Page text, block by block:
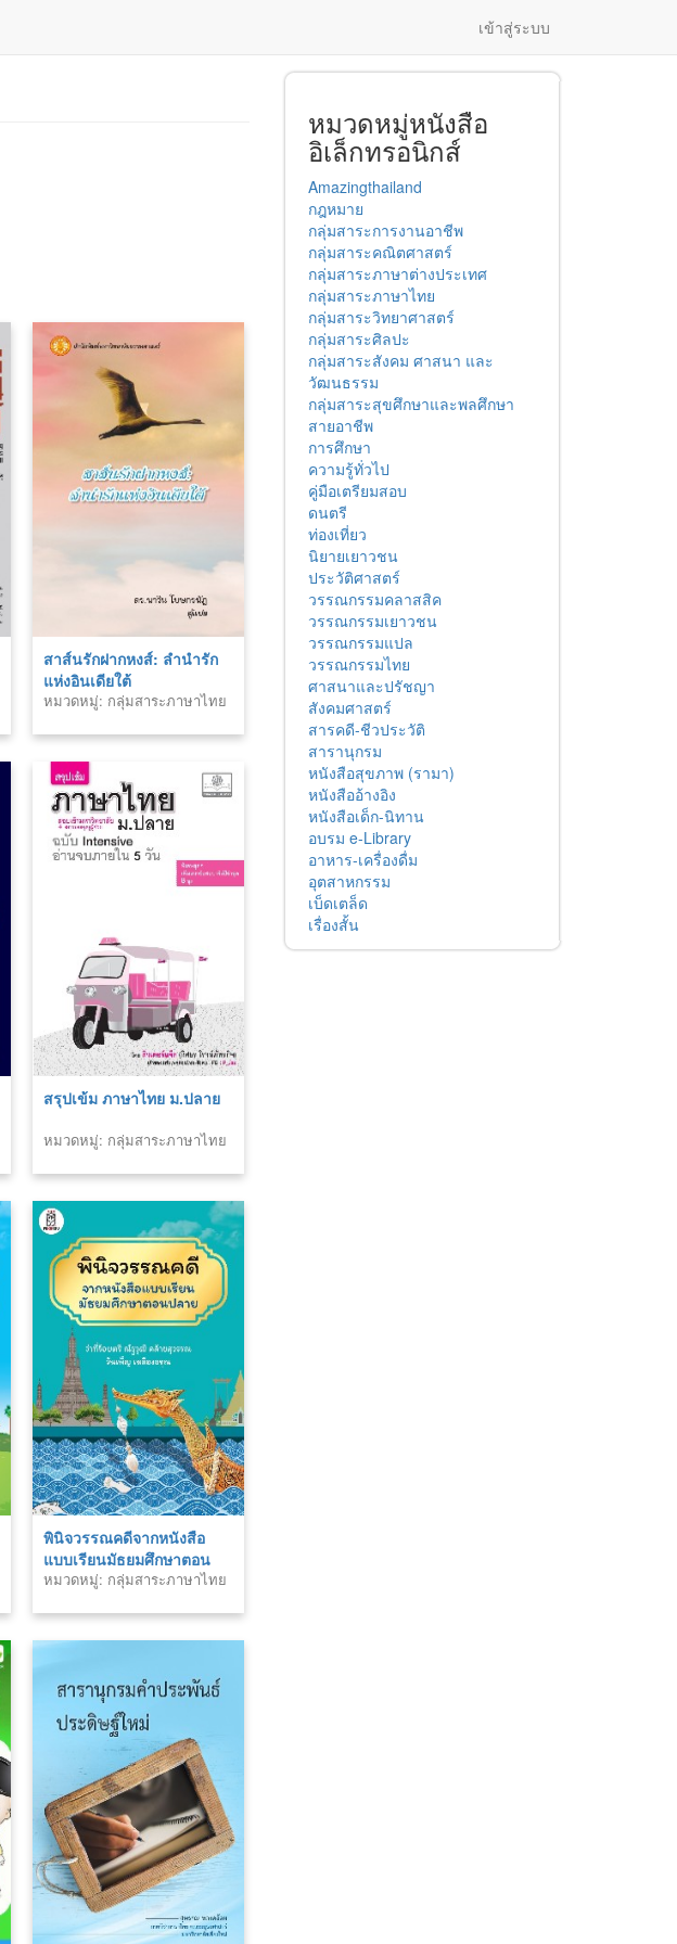
เข้าสู่ระบบ
สาส์นรักฝากหงส์: ลำนำรัก
แห่งอินเดียใต้
หมวดหมู่: กลุ่มสาระภาษาไทย
สรุปเข้ม ภาษาไทย ม.ปลาย
หมวดหมู่: กลุ่มสาระภาษาไทย
พินิจวรรณคดีจากหนังสือ
แบบเรียนมัธยมศึกษาตอน
ปลาย
หมวดหมู่: กลุ่มสาระภาษาไทย
หมวดหมู่หนังสือ
อิเล็กทรอนิกส์
Amazingthailand
กฎหมาย
กลุ่มสาระการงานอาชีพ
กลุ่มสาระคณิตศาสตร์
กลุ่มสาระภาษาต่างประเทศ
กลุ่มสาระภาษาไทย
กลุ่มสาระวิทยาศาสตร์
กลุ่มสาระศิลปะ
กลุ่มสาระสังคม ศาสนา และ
วัฒนธรรม
กลุ่มสาระสุขศึกษาและพลศึกษา
สายอาชีพ
การศึกษา
ความรู้ทั่วไป
คู่มือเตรียมสอบ
ดนตรี
ท่องเที่ยว
นิยายเยาวชน
ประวัติศาสตร์
วรรณกรรมคลาสสิค
วรรณกรรมเยาวชน
วรรณกรรมแปล
วรรณกรรมไทย
ศาสนาและปรัชญา
สังคมศาสตร์
สารคดี-ชีวประวัติ
สารานุกรม
หนังสือสุขภาพ (รามา)
หนังสืออ้างอิง
หนังสือเด็ก-นิทาน
อบรม e-Library
อาหาร-เครื่องดื่ม
อุตสาหกรรม
เบ็ดเตล็ด
เรื่องสั้น